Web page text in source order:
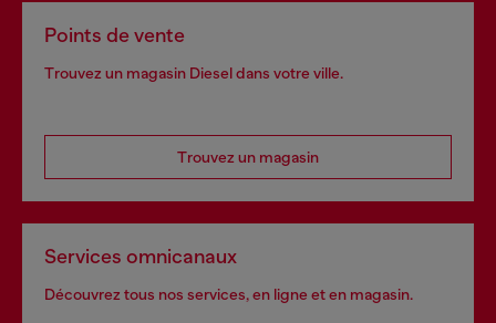
Points de vente
Trouvez un magasin Diesel dans votre ville.
Trouvez un magasin
Services omnicanaux
Découvrez tous nos services, en ligne et en magasin.